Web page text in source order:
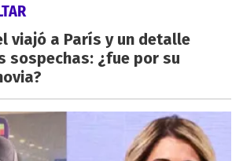
viajó a París y un detalle
sospechas: ¿fue por su